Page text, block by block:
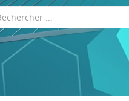
Appels à projets
Déposer une actu !